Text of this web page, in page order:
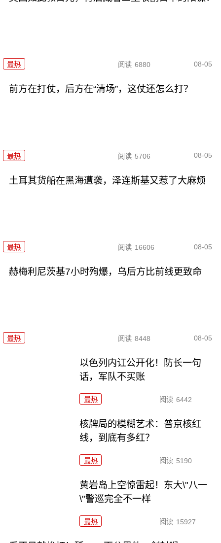
最热 阅读 6880 08-05
前方在打仗，后方在“清场”，这仗还怎么打？
最热 阅读 5706 08-05
土耳其货船在黑海遭袭，泽连斯基又惹了大麻烦
最热 阅读 16606 08-05
赫梅利尼茨基7小时殉爆，乌后方比前线更致命
最热 阅读 8448 08-05
以色列内讧公开化！防长一句
话，军队不买账
最热 阅读 6442
核牌局的模糊艺术：普京核红
线，到底有多红？
最热 阅读 5190
黄岩岛上空惊雷起！东大\"八一
\"警巡完全不一样
最热 阅读 15927